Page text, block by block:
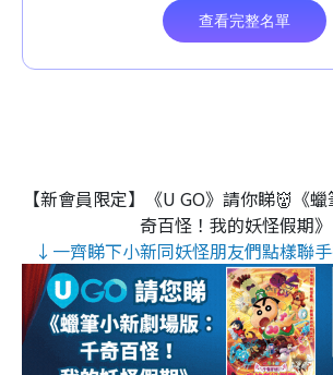
【新會員限定】《U GO》請你睇👹《
奇百怪！我的妖怪假期》
↓一齊睇下小新同妖怪朋友們點樣聯